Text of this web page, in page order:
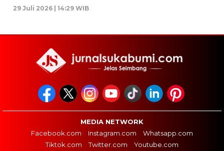
29 Juli 2026 | 14:29 WIB
MEDIA NETWORK
Facebook.com
Instagram.com
Whatsapp.com
Tiktok.com
Twitter.com Youtube.com